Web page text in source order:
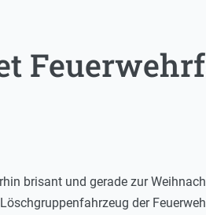
brisant und gerade zur
der